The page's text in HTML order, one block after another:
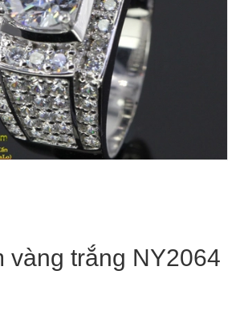
vàng trắng NY2064